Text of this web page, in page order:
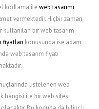
kodlama ile web tasarımı
vermektedir. Hiçbir zaman
kullanılan bir web tasarım
fiyatları konusunda ise adam
web tasarım fiyatı
listelenen web
hangisi ile bir web sitesi